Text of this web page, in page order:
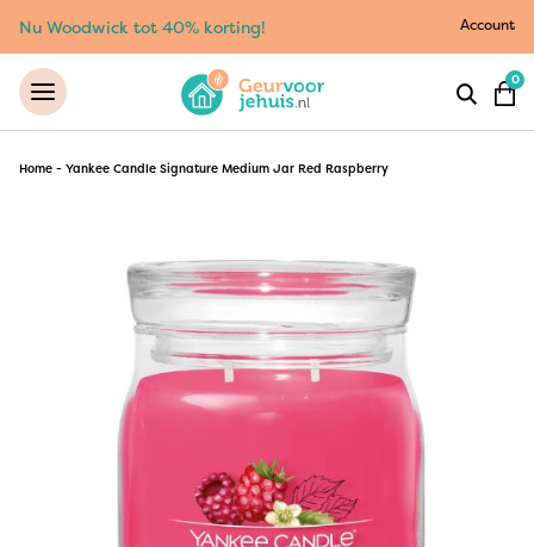
Nu Woodwick tot 40% korting! Account
0
Home - Yankee Candle Signature Medium Jar Red Raspberry